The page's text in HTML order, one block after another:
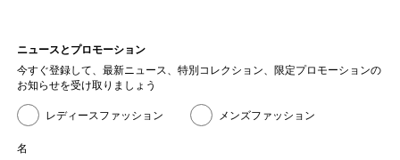
ニュースとプロモーション
今すぐ登録して、最新ニュース、特別コレクション、限定プロモーションの
お知らせを受け取りましょう
レディースファッション メンズファッション
名